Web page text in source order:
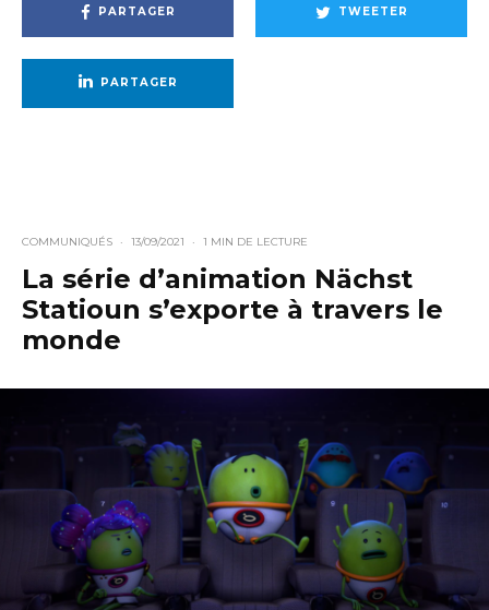
PARTAGER TWEETER
PARTAGER
COMMUNIQUÉS · 13/09/2021 · 1 MIN DE LECTURE
La série d’animation Nächst
Statioun s’exporte à travers le
monde